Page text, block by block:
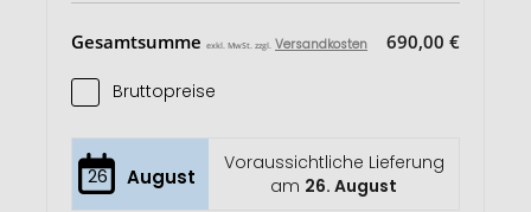
Gesamtsumme exkl. MwSt. zzgl. Versandkosten 690,00 €
Bruttopreise
26 August
Voraussichtliche Lieferung
am 26. August